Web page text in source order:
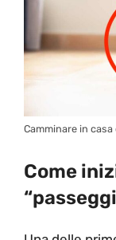
Camminare in
Come